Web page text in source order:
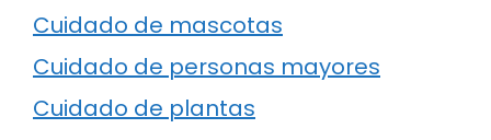
Cuidado de mascotas
Cuidado de personas mayores
Cuidado de plantas